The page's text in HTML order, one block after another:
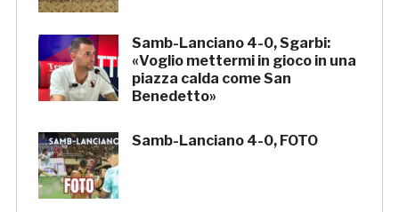
Samb-Lanciano 4-0, Sgarbi:
«Voglio mettermi in gioco in una
piazza calda come San
Benedetto»
Samb-Lanciano 4-0, FOTO